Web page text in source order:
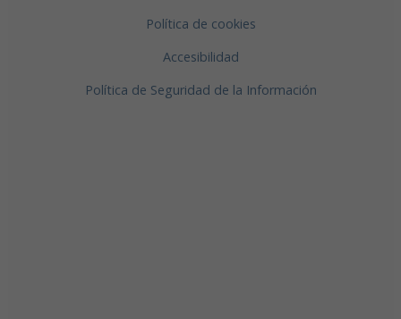
Política de cookies
Accesibilidad
Política de Seguridad de la Información